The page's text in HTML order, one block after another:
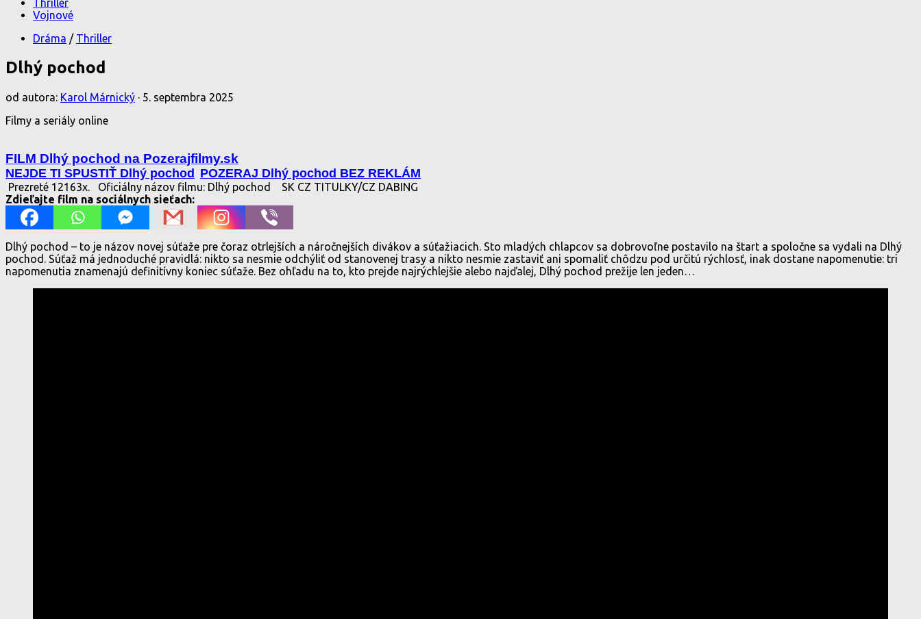
Thriller
Vojnové
Dráma / Thriller
Dlhý pochod
od autora: Karol Márnický · 5. septembra 2025
Filmy a seriály online
FILM Dlhý pochod na Pozerajfilmy.sk
NEJDE TI SPUSTIŤ Dlhý pochod POZERAJ Dlhý pochod BEZ REKLÁM
Prezreté 12163x. Oficiálny názov filmu: Dlhý pochod
SK CZ TITULKY/CZ DABING
Zdieľajte film na sociálnych sieťach:
Dlhý pochod – to je názov novej súťaže pre čoraz otrlejších a náročnejších divákov a súťažiacich. Sto mladých chlapcov sa dobrovoľne postavilo na štart a spoločne sa vydali na Dlhý
pochod. Súťaž má jednoduché pravidlá: nikto sa nesmie odchýliť od stanovenej trasy a nikto nesmie zastaviť ani spomaliť chôdzu pod určitú rýchlosť, inak dostane napomenutie: tri
napomenutia znamenajú definitívny koniec súťaže. Bez ohľadu na to, kto prejde najrýchlejšie alebo najďalej, Dlhý pochod prežije len jeden…